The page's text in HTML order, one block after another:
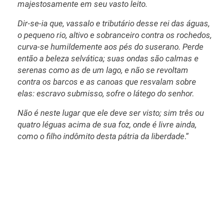
majestosamente em seu vasto leito.
Dir-se-ia que, vassalo e tributário desse rei das águas,
o pequeno rio, altivo e sobranceiro contra os rochedos,
curva-se humildemente aos pés do suserano. Perde
então a beleza selvática; suas ondas são calmas e
serenas como as de um lago, e não se revoltam
contra os barcos e as canoas que resvalam sobre
elas: escravo submisso, sofre o látego do senhor.
Não é neste lugar que ele deve ser visto; sim três ou
quatro léguas acima de sua foz, onde é livre ainda,
como o filho indômito desta pátria da liberdade.”